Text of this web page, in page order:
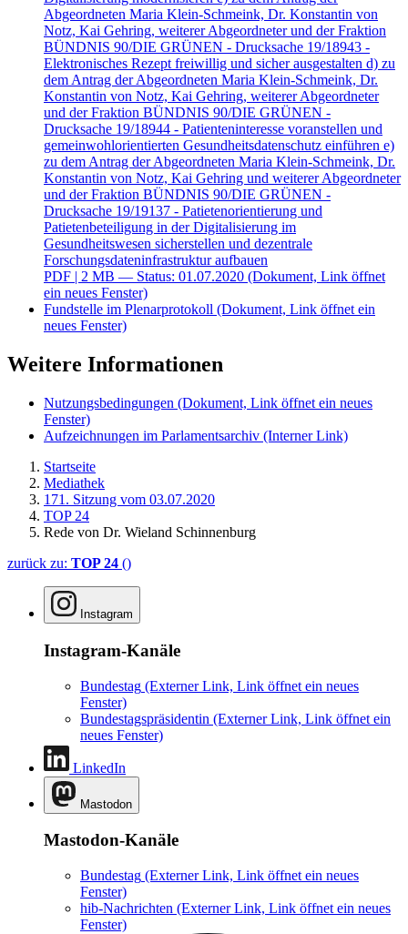
Abgeordneten Maria Klein-Schmeink, Dr. Konstantin von
Notz, Kai Gehring, weiterer Abgeordneter und der Fraktion
BÜNDNIS 90/DIE GRÜNEN - Drucksache 19/18943 -
Elektronisches Rezept freiwillig und sicher ausgestalten d) zu
dem Antrag der Abgeordneten Maria Klein-Schmeink, Dr.
Konstantin von Notz, Kai Gehring, weiterer Abgeordneter
und der Fraktion BÜNDNIS 90/DIE GRÜNEN -
Drucksache 19/18944 - Patienteninteresse voranstellen und
gemeinwohlorientierten Gesundheitsdatenschutz einführen e)
zu dem Antrag der Abgeordneten Maria Klein-Schmeink, Dr.
Konstantin von Notz, Kai Gehring und weiterer Abgeordneter
und der Fraktion BÜNDNIS 90/DIE GRÜNEN -
Drucksache 19/19137 - Patietenorientierung und
Patietenbeteiligung in der Digitalisierung im
Gesundheitswesen sicherstellen und dezentrale
Forschungsdateninfrastruktur aufbauen
PDF | 2 MB — Status: 01.07.2020 (Dokument, Link öffnet
ein neues Fenster)
Fundstelle im Plenarprotokoll (Dokument, Link öffnet ein
neues Fenster)
Weitere Informationen
Nutzungsbedingungen (Dokument, Link öffnet ein neues
Fenster)
Aufzeichnungen im Parlamentsarchiv (Interner Link)
Startseite
Mediathek
171. Sitzung vom 03.07.2020
TOP 24
Rede von Dr. Wieland Schinnenburg
zurück zu: TOP 24 ()
Instagram
Instagram-Kanäle
Bundestag (Externer Link, Link öffnet ein neues
Fenster)
Bundestagspräsidentin (Externer Link, Link öffnet ein
neues Fenster)
LinkedIn
Mastodon
Mastodon-Kanäle
Bundestag (Externer Link, Link öffnet ein neues
Fenster)
hib-Nachrichten (Externer Link, Link öffnet ein neues
Fenster)